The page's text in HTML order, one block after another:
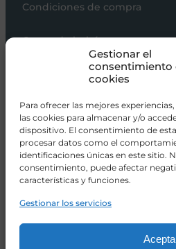
Gestionar el
consentimiento
cookies
Para ofrecer las mejores
las cookies para almacenar y/o
dispositivo. El consentimiento de
procesar datos como el
identificaciones únicas en este sitio.
consentimiento, puede afectar
características y funciones.
Gestionar los servicios
Condiciones de compra
Carros de bebé
Sillas de paseo
Alimentación
Hogar
Viajar
info@donacoletas.com
+34 91 626 62 75
Accesorios para bebés en Las